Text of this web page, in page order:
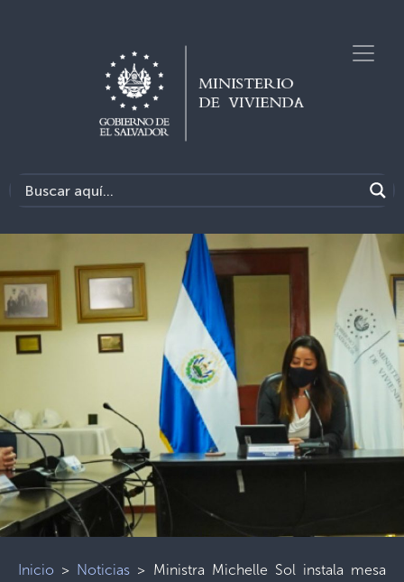
Inicio > Noticias > Ministra Michelle Sol instala mesa